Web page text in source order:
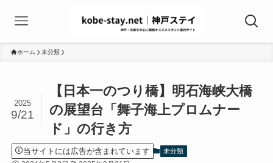
ホーム 未分類
【日本一のつり橋】明石海峡大橋
の展望台「舞子海上プロムナー
ド」の行き方
2025
9/21
当サイトには広告が含まれています 未分類